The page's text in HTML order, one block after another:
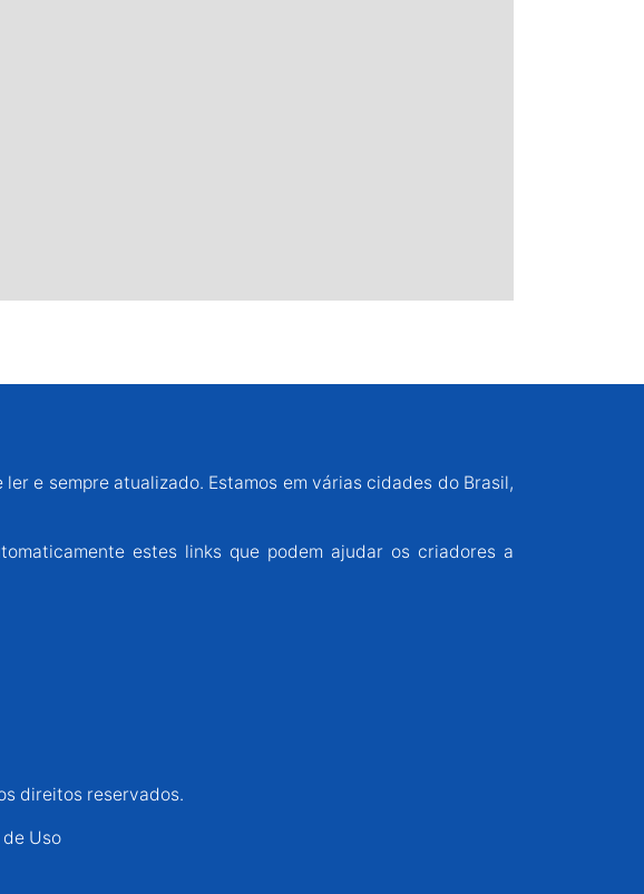
e sempre atualizado. Estamos em várias cidades do Brasil,
estes links que podem ajudar os criadores a
direitos reservados.
Uso